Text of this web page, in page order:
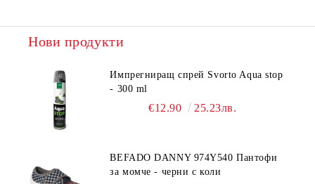
Нови продукти
Импрегниращ спрей Svorto Aqua stop
- 300 ml
€12.90 25.23лв.
BEFADO DANNY 974Y540 Пантофи
за момче - черни с коли